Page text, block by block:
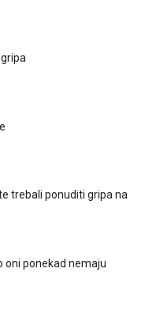
trebali ponuditi gripa na
oni ponekad nemaju